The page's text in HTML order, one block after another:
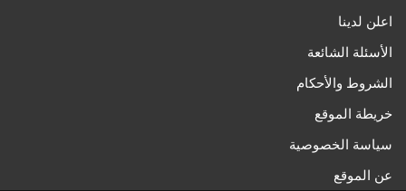
اعلن لدينا
الأسئلة الشائعة
الشروط والأحكام
خريطة الموقع
سياسة الخصوصية
عن الموقع